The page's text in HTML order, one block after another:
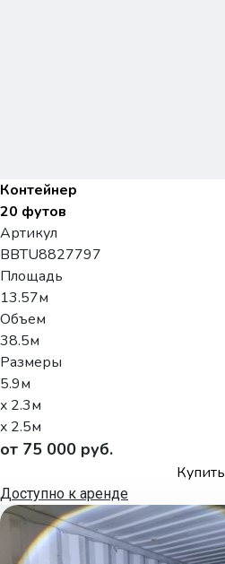
Контейнер
20 футов
Артикул
BBTU8827797
Площадь
13.57м
Объем
38.5м
Размеры
5.9м
x 2.3м
x 2.5м
от 75 000 руб.
Купить
Доступно к аренде